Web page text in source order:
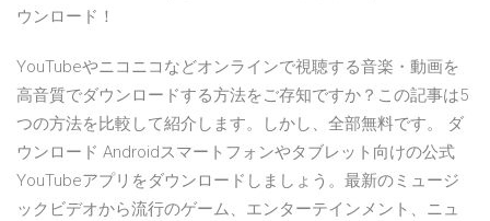
ウンロード！
YouTubeやニコニコなどオンラインで視聴する音楽・動画を
高音質でダウンロードする方法をご存知ですか？この記事は5
つの方法を比較して紹介します。しかし、全部無料です。 ダ
ウンロード Androidスマートフォンやタブレット向けの公式
YouTubeアプリをダウンロードしましょう。最新のミュージ
ックビデオから流行のゲーム、エンターテインメント、ニュ